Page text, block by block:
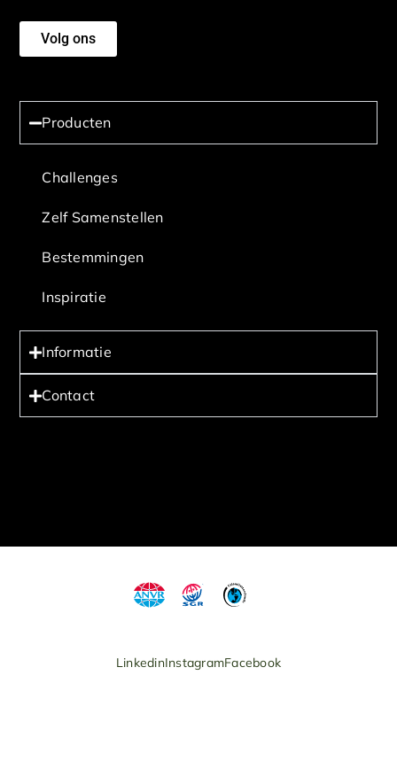
Volg ons
Producten
Challenges
Zelf Samenstellen
Bestemmingen
Inspiratie
Informatie
Contact
LinkedinInstagramFacebook